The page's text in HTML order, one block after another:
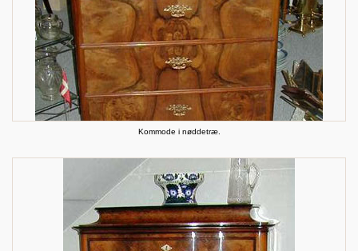
Kommode i nøddetræ.